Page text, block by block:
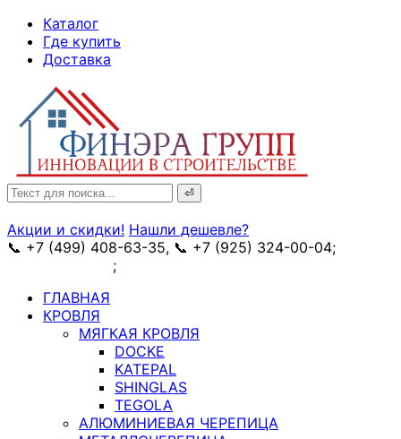
Skip
Content
Каталог
Где купить
Доставка
Search
for:
Акции и скидки! Нашли дешевле?
📞 +7 (499) 408-63-35, 📞 +7 (925) 324-00-04;
;
ГЛАВНАЯ
КРОВЛЯ
МЯГКАЯ КРОВЛЯ
DOCKE
KATEPAL
SHINGLAS
TEGOLA
АЛЮМИНИЕВАЯ ЧЕРЕПИЦА